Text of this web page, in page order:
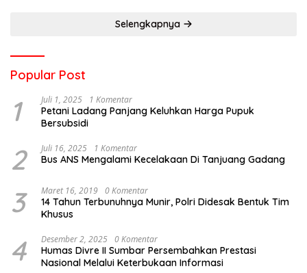
Selengkapnya
Popular Post
1 Juli 1, 2025 1 Komentar
Petani Ladang Panjang Keluhkan Harga Pupuk
Bersubsidi
2 Juli 16, 2025 1 Komentar
Bus ANS Mengalami Kecelakaan Di Tanjuang Gadang
3 Maret 16, 2019 0 Komentar
14 Tahun Terbunuhnya Munir, Polri Didesak Bentuk Tim
Khusus
4 Desember 2, 2025 0 Komentar
Humas Divre II Sumbar Persembahkan Prestasi
Nasional Melalui Keterbukaan Informasi